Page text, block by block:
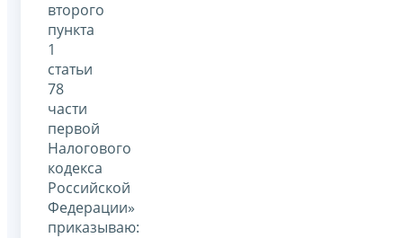
второго
пункта
1
статьи
78
части
первой
Налогового
кодекса
Российской
Федерации»
приказываю: